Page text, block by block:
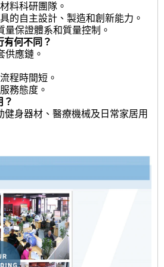
料科研團隊。
的自主設計、製造和創新能力。
量保證體系和質量控制。
有何不同？
供應鏈。
程時間短。
務態度。
？
健身器材、醫療機械及日常家居用